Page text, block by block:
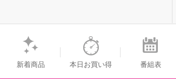
グのショップチャンネル
新着商品 本日お買い得 番組表